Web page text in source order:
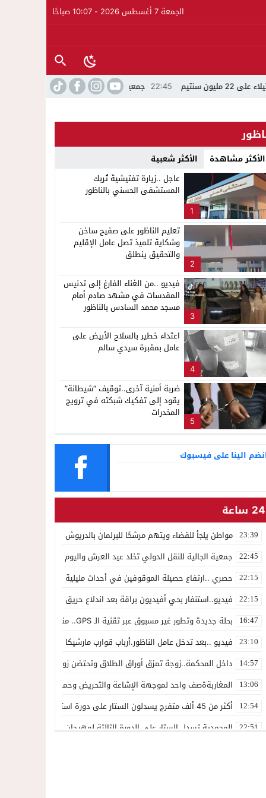
الجمعة 7 أغسطس 2026 - 10:07 صباحًا
جمعية الجالية للنقل الدولي تخلد عيد العرش واليوم الوطني للمهاجر بحفل وطني
الأكثر مشاهدة الأكثر شعبية
1
عاجل ..زيارة تفتيشية تُربك
المستشفى الحسني بالناظور
2
تعليم الناظور على صفيح ساخن
وشكاية تلميذ تصل عامل الإقليم
والتحقيق ينطلق
3
فيديو ..من الغناء الفارغ إلى تدنيس
المقدسات في مشهد صادم أمام
مسجد محمد السادس بالناظور
4
اعتداء خطير بالسلاح الأبيض على
عامل بمقبرة سيدي سالم
5
ضربة أمنية آخرى..توقيف “شيطانة”
يقود إلى تفكيك شبكته في ترويج
المخدرات
الينا على فيسبوك
24 ساعة
23:39 مواطن يلجأ للقضاء ويتهم مرشحًا للبرلمان بالدريوش بالاستيلاء على 22 مليون سنتيم
22:45 جمعية الجالية للنقل الدولي تخلد عيد العرش واليوم الوطني للمهاجر
22:15 حصري ..ارتفاع حصيلة الموقوفين في أحداث مليلية إلى 82 شخصًا وتحقيقات تقود إلى متابعات جنائية ثقيلة
22:15 فيديو..استنفار بحي أفيديون براقة بعد اندلاع حريق داخل ضيعة فلاحية
16:47 بحلة جديدة وتطور غير مسبوق عبر تقنية الـ GPS.. منصة “مرحباناظور” تعزز مكانتها كوجهة أولى لسكان إقليمي الناظور والدريوش
23:10 فيديو ..بعد تدخل عامل الناظور.أرباب قوارب مارشيكا يعلقون احتجاجهم
14:57 داخل المحكمة..زوجة تمزق أوراق الطلاق وتحتضن زوجها في لحظة
13:06 المغاربةةصف واحد لموجهة الإشاعة والتحريض وحملات التضليل
12:54 أكثر من 45 ألف متفرج يسدلون الستار على دورة استثنائية للمهرجان المتوسطي بالناظور
22:51 المحمدية تسدل الستار على الدورة الثالثة لمهرجان العيطة المرساوية